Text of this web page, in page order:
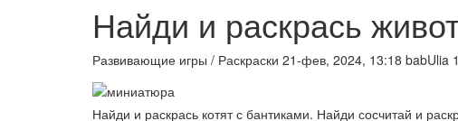
Найди и раскрась
Развивающие игры / Раскраски 21-фев, 2024, 13:18 babUlia
Найди и раскрась котят с бантиками. Найди сосчитай и